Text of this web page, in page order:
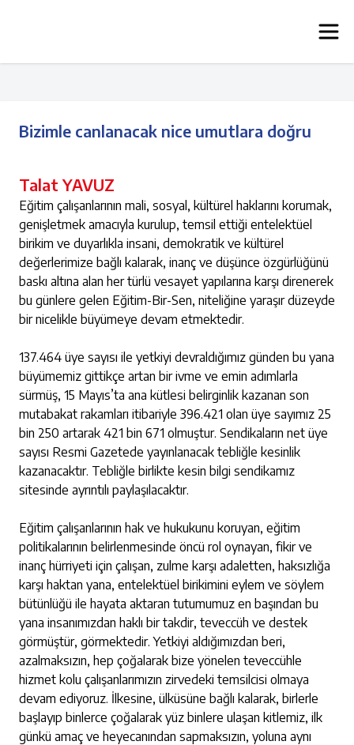
Bizimle canlanacak nice umutlara doğru
Talat YAVUZ
Eğitim çalışanlarının mali, sosyal, kültürel haklarını korumak,
genişletmek amacıyla kurulup, temsil ettiği entelektüel
birikim ve duyarlıkla insani, demokratik ve kültürel
değerlerimize bağlı kalarak, inanç ve düşünce özgürlüğünü
baskı altına alan her türlü vesayet yapılarına karşı direnerek
bu günlere gelen Eğitim-Bir-Sen, niteliğine yaraşır düzeyde
bir nicelikle büyümeye devam etmektedir.
137.464 üye sayısı ile yetkiyi devraldığımız günden bu yana
büyümemiz gittikçe artan bir ivme ve emin adımlarla
sürmüş, 15 Mayıs’ta ana kütlesi belirginlik kazanan son
mutabakat rakamları itibariyle 396.421 olan üye sayımız 25
bin 250 artarak 421 bin 671 olmuştur. Sendikaların net üye
sayısı Resmi Gazetede yayınlanacak tebliğle kesinlik
kazanacaktır. Tebliğle birlikte kesin bilgi sendikamız
sitesinde ayrıntılı paylaşılacaktır.
Eğitim çalışanlarının hak ve hukukunu koruyan, eğitim
politikalarının belirlenmesinde öncü rol oynayan, fikir ve
inanç hürriyeti için çalışan, zulme karşı adaletten, haksızlığa
karşı haktan yana, entelektüel birikimini eylem ve söylem
bütünlüğü ile hayata aktaran tutumumuz en başından bu
yana insanımızdan haklı bir takdir, teveccüh ve destek
görmüştür, görmektedir. Yetkiyi aldığımızdan beri,
azalmaksızın, hep çoğalarak bize yönelen teveccühle
hizmet kolu çalışanlarımızın zirvedeki temsilcisi olmaya
devam ediyoruz. İlkesine, ülküsüne bağlı kalarak, birlerle
başlayıp binlerce çoğalarak yüz binlere ulaşan kitlemiz, ilk
günkü amaç ve heyecanından sapmaksızın, yoluna aynı